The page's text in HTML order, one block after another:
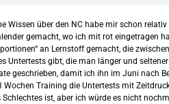
Wissen über den NC habe mir schon
gemacht, wo ich mit rot eingetragen
an Lernstoff gemacht, die
Untertests gibt, die man länger und
geschrieben, damit ich ihn im Juni
Training die Untertests mit
ist, aber ich würde es nicht